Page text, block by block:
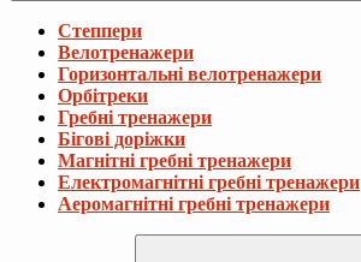
Степпери
Велотренажери
Горизонтальні велотренажери
Орбітреки
Гребні тренажери
Бігові доріжки
Магнітні гребні тренажери
Електромагнітні гребні тренажери
Аеромагнітні гребні тренажери